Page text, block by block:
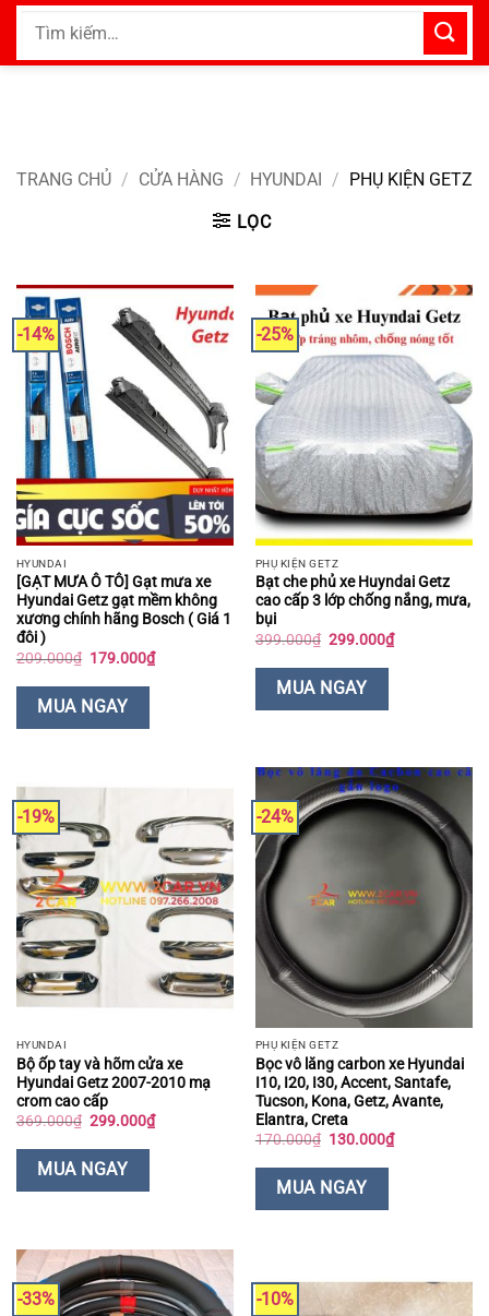
Bỏ
nội
Tìm
TRANG CHỦ / CỬA HÀNG / HYUNDAI / PHỤ KIỆN GETZ
LỌC
-14%
HYUNDAI
[GẠT MƯA Ô TÔ] Gạt mưa xe
Hyundai Getz gạt mềm không
xương chính hãng Bosch ( Giá 1
đôi )
209.000₫ Giá
là:
209.000₫.
179.000₫Giá
hiện
MUA NGAY
-25%
PHỤ KIỆN GETZ
Bạt che phủ xe Huyndai Getz
cao cấp 3 lớp chống nắng, mưa,
bụi
399.000₫ Giá
là:
399.000₫.
299.000₫Giá
hiện
MUA NGAY
-19%
HYUNDAI
Bộ ốp tay và hõm cửa xe
Hyundai Getz 2007-2010 mạ
crom cao cấp
369.000₫ Giá
là:
369.000₫.
299.000₫Giá
hiện
MUA NGAY
-24%
PHỤ KIỆN GETZ
Bọc vô lăng carbon xe Hyundai
I10, I20, I30, Accent, Santafe,
Tucson, Kona, Getz, Avante,
Elantra, Creta
170.000₫ Giá
là:
170.000₫.
130.000₫Giá
hiện
MUA NGAY
-33% -10%